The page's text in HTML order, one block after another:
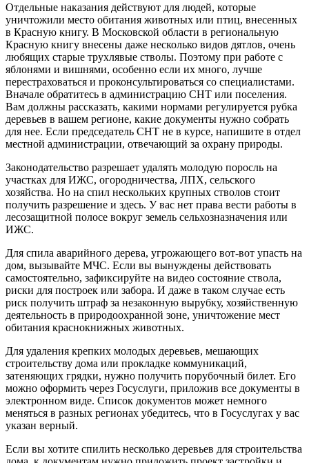
Отдельные наказания действуют для людей, которые
уничтожили место обитания животных или птиц, внесенных
в Красную книгу. В Московской области в региональную
Красную книгу внесены даже несколько видов дятлов, очень
любящих старые трухлявые стволы. Поэтому при работе с
яблонями и вишнями, особенно если их много, лучше
перестраховаться и проконсультироваться со специалистами.
Вначале обратитесь в администрацию СНТ или поселения.
Вам должны рассказать, какими нормами регулируется рубка
деревьев в вашем регионе, какие документы нужно собрать
для нее. Если председатель СНТ не в курсе, напишите в отдел
местной администрации, отвечающий за охрану природы.
Законодательство разрешает удалять молодую поросль на
участках для ИЖС, огородничества, ЛПХ, сельского
хозяйства. Но на спил нескольких крупных стволов стоит
получить разрешение и здесь. У вас нет права вести работы в
лесозащитной полосе вокруг земель сельхозназначения или
ИЖС.
Для спила аварийного дерева, угрожающего вот-вот упасть на
дом, вызывайте МЧС. Если вы вынуждены действовать
самостоятельно, зафиксируйте на видео состояние ствола,
риски для построек или забора. И даже в таком случае есть
риск получить штраф за незаконную вырубку, хозяйственную
деятельность в природоохранной зоне, уничтожение мест
обитания краснокнижных животных.
Для удаления крепких молодых деревьев, мешающих
строительству дома или прокладке коммуникаций,
затеняющих грядки, нужно получить порубочный билет. Его
можно оформить через Госуслуги, приложив все документы в
электронном виде. Список документов может немного
меняться в разных регионах убедитесь, что в Госуслугах у вас
указан верный.
Если вы хотите спилить несколько деревьев для строительства